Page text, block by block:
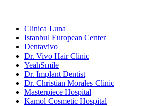
Clinica Luna
Istanbul European Center
Dentavivo
Dr. Vivo Hair Clinic
YeahSmile
Dr. Implant Dentist
Dr. Christian Morales Clinic
Masterpiece Hospital
Kamol Cosmetic Hospital